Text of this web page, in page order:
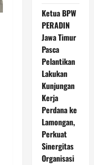
Ketua BPW
PERADIN
Jawa Timur
Pasca
Pelantikan
Lakukan
Kunjungan
Kerja
Perdana ke
Lamongan,
Perkuat
Sinergitas
Organisasi